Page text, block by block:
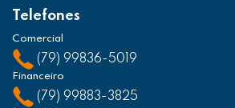
Telefones
Comercial
(79) 99836-5019
Financeiro
(79) 99883-3825